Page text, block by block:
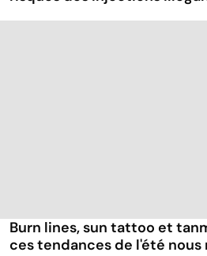
Burn lines, sun tattoo et
ces tendances de l'été